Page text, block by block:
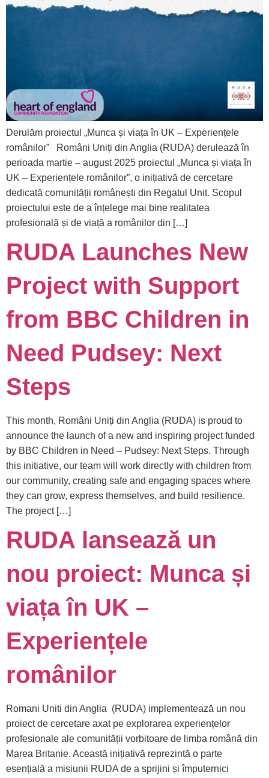
Derulăm proiectul „Munca și viața în UK – Experiențele
românilor” Români Uniți din Anglia (RUDA) derulează în
perioada martie – august 2025 proiectul „Munca și viața în
UK – Experiențele românilor”, o inițiativă de cercetare
dedicată comunității românești din Regatul Unit. Scopul
proiectului este de a înțelege mai bine realitatea
profesională și de viață a românilor din […]
RUDA Launches New
Project with Support
from BBC Children in
Need Pudsey: Next
Steps
This month, Români Uniți din Anglia (RUDA) is proud to
announce the launch of a new and inspiring project funded
by BBC Children in Need – Pudsey: Next Steps. Through
this initiative, our team will work directly with children from
our community, creating safe and engaging spaces where
they can grow, express themselves, and build resilience.
The project […]
RUDA lansează un
nou proiect: Munca și
viața în UK –
Experiențele
românilor
Romani Uniti din Anglia (RUDA) implementează un nou
proiect de cercetare axat pe explorarea experiențelor
profesionale ale comunității vorbitoare de limba română din
Marea Britanie. Această inițiativă reprezintă o parte
esențială a misiunii RUDA de a sprijini și împuternici